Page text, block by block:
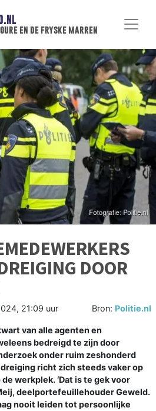
en de fryske marren
DOOR
21:09 uur Bron: Politie.nl
van alle agenten en
bedreigd te zijn door
onder ruim zeshonderd
richt zich steeds vaker op
werkplek. ‘Dat is te gek voor
deelportefeuillehouder Geweld.
nooit leiden tot persoonlijke